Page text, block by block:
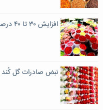
افزایش ۳۰ تا ۴۰ درصدی قیمت گل رز در بازار
نبض صادرات گل